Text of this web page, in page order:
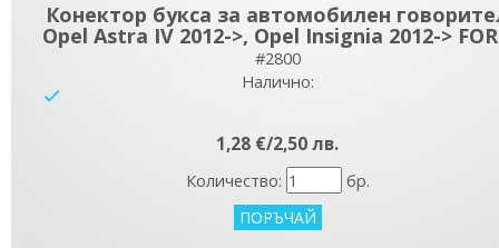
Конектор букса за автомобилен
Opel Astra IV 2012->, Opel Insignia 2012->
#2800
Налично:
1,28 €/2,50 лв.
Количество: бр.